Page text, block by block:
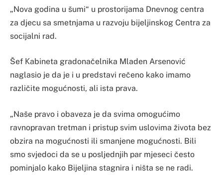
„Nova godina u šumi“ u prostorijama Dnevnog centra
za djecu sa smetnjama u razvoju bijeljinskog Centra za
socijalni rad.
Šef Кabineta gradonačelnika Mladen Arsenović
naglasio je da je i u predstavi rečeno kako imamo
različite mogućnosti, ali ista prava.
„Naše pravo i obaveza je da svima omogućimo
ravnopravan tretman i pristup svim uslovima života bez
obzira na mogućnosti ili smanjene mogućnosti. Bili
smo svjedoci da se u posljednjih par mjeseci često
pominjalo kako Bijeljina stagnira i ništa se ne radi.